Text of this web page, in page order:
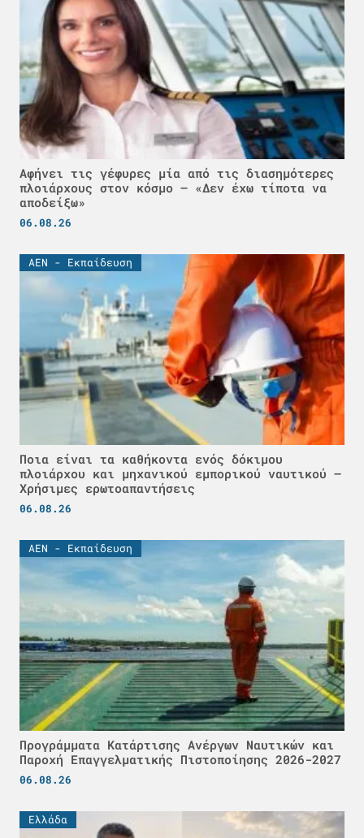
Αφήνει τις γέφυρες μία από τις διασημότερες
πλοιάρχους στον κόσμο – «Δεν έχω τίποτα να
αποδείξω»
06.08.26
ΑΕΝ - Εκπαίδευση
Ποια είναι τα καθήκοντα ενός δόκιμου
πλοιάρχου και μηχανικού εμπορικού ναυτικού –
Χρήσιμες ερωτοαπαντήσεις
06.08.26
ΑΕΝ - Εκπαίδευση
Προγράμματα Κατάρτισης Ανέργων Ναυτικών και
Παροχή Επαγγελματικής Πιστοποίησης 2026-2027
06.08.26
Ελλάδα